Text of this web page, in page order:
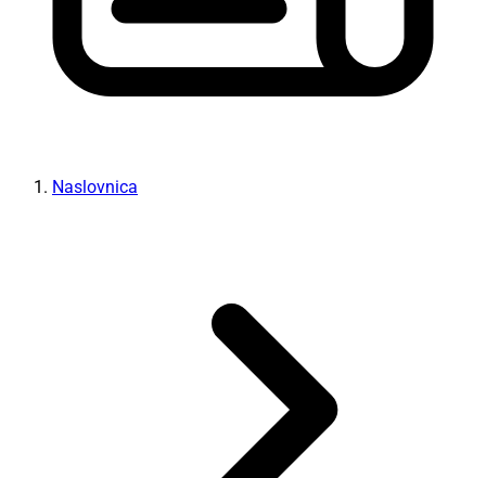
Naslovnica